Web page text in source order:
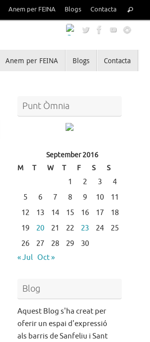
Anem per FEINA Blogs Contacta
for:
Search
Anem per FEINA Blogs Contacta
Punt Òmnia
September 2016
M
T W T F S S
1 2 3
4
5
6 7 8 9 10
11
12
13 14 15 16 17
18
19
20 21 22 23 24
25
26
27 28 29
30
« Jul Oct »
Blog
Aquest Blog s'ha creat per
oferir un espai d'expressió
als barris de Sanfeliu i Sant